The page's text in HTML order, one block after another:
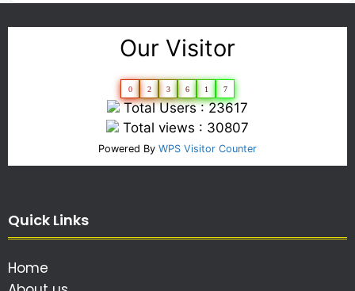
Our Visitor
0 2 3 6 1 7
Total Users : 23617
Total views : 30807
Powered By WPS Visitor Counter
Quick Links
Home